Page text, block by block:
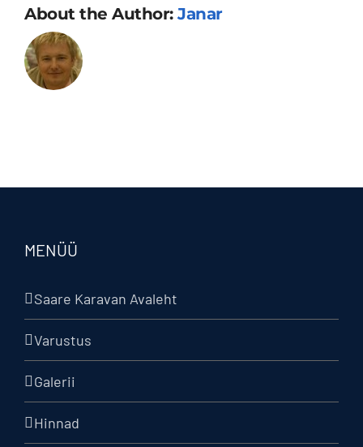
About the Author: Janar
MENÜÜ
Saare Karavan Avaleht
Varustus
Galerii
Hinnad